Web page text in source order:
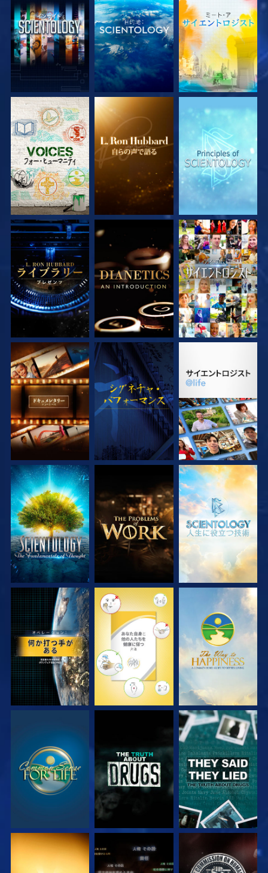
シリーズを探求 シリーズを探求 シリーズを探求
シリーズを探求 シリーズを探求 観る
シリーズを探求 観る シリーズを探求
シリーズを探求 シリーズを探求 シリーズを探求
観る 観る 観る
観る 観る 観る